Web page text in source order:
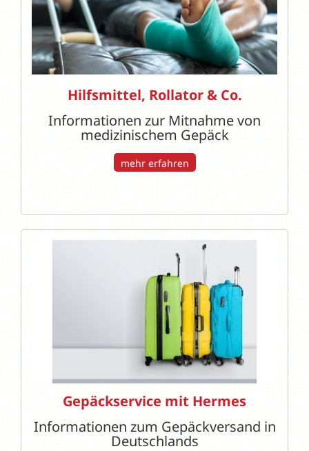
Hilfsmittel, Rollator & Co.
Informationen zur Mitnahme von
medizinischem Gepäck
mehr erfahren
Gepäckservice mit Hermes
Informationen zum Gepäckversand in
Deutschlands